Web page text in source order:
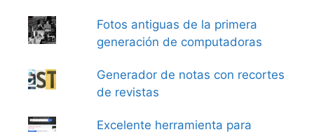
Fotos antiguas de la primera
generación de computadoras
Generador de notas con recortes
de revistas
Excelente herramienta para